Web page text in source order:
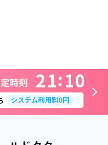
21 10